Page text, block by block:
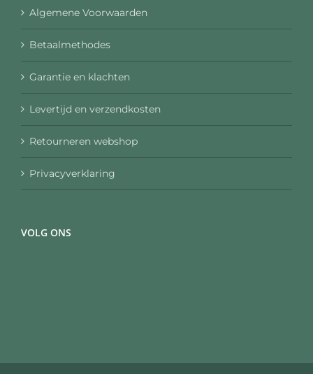
Algemene Voorwaarden
Betaalmethodes
Garantie en klachten
Levertijd en verzendkosten
Retourneren webshop
Privacyverklaring
VOLG ONS